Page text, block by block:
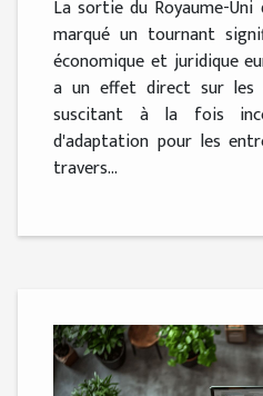
La sortie du Royaume-Uni
marqué un tournant
économique et juridique
a un effet direct sur les
suscitant à la fois
d'adaptation pour les
travers...